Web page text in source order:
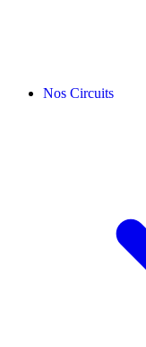
Nos Circuits